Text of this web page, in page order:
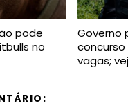
pode
no
Governo
concurso
vagas;